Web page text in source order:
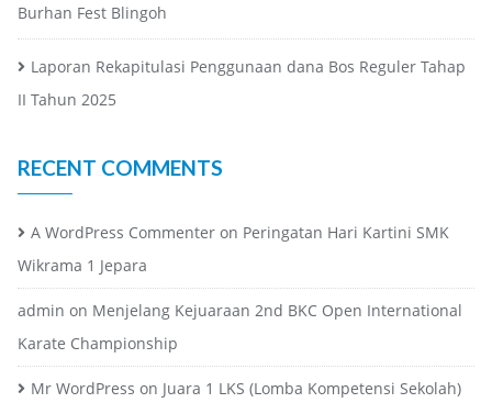
Burhan Fest Blingoh
Laporan Rekapitulasi Penggunaan dana Bos Reguler Tahap
II Tahun 2025
RECENT COMMENTS
A WordPress Commenter on Peringatan Hari Kartini SMK
Wikrama 1 Jepara
admin on Menjelang Kejuaraan 2nd BKC Open International
Karate Championship
Mr WordPress on Juara 1 LKS (Lomba Kompetensi Sekolah)